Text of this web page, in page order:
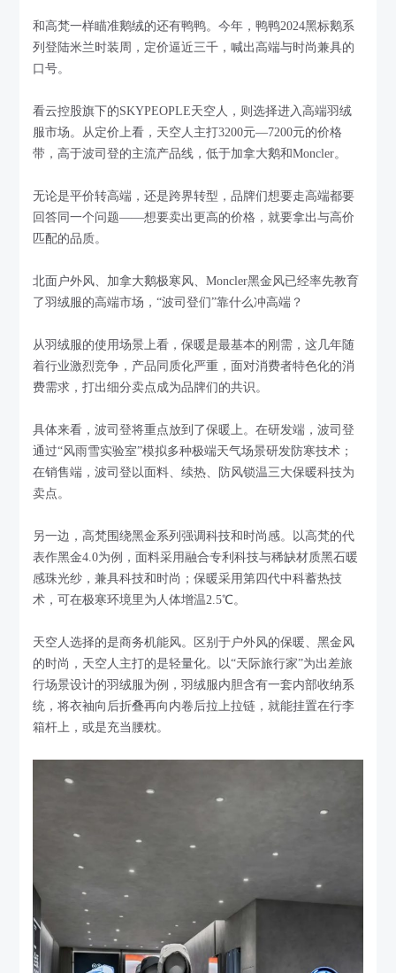
和高梵一样瞄准鹅绒的还有鸭鸭。今年，鸭鸭2024黑标鹅系
列登陆米兰时装周，定价逼近三千，喊出高端与时尚兼具的
口号。
看云控股旗下的SKYPEOPLE天空人，则选择进入高端羽绒
服市场。从定价上看，天空人主打3200元—7200元的价格
带，高于波司登的主流产品线，低于加拿大鹅和Moncler。
无论是平价转高端，还是跨界转型，品牌们想要走高端都要
回答同一个问题——想要卖出更高的价格，就要拿出与高价
匹配的品质。
北面户外风、加拿大鹅极寒风、Moncler黑金风已经率先教育
了羽绒服的高端市场，“波司登们”靠什么冲高端？
从羽绒服的使用场景上看，保暖是最基本的刚需，这几年随
着行业激烈竞争，产品同质化严重，面对消费者特色化的消
费需求，打出细分卖点成为品牌们的共识。
具体来看，波司登将重点放到了保暖上。在研发端，波司登
通过“风雨雪实验室”模拟多种极端天气场景研发防寒技术；
在销售端，波司登以面料、续热、防风锁温三大保暖科技为
卖点。
另一边，高梵围绕黑金系列强调科技和时尚感。以高梵的代
表作黑金4.0为例，面料采用融合专利科技与稀缺材质黑石暖
感珠光纱，兼具科技和时尚；保暖采用第四代中科蓄热技
术，可在极寒环境里为人体增温2.5℃。
天空人选择的是商务机能风。区别于户外风的保暖、黑金风
的时尚，天空人主打的是轻量化。以“天际旅行家”为出差旅
行场景设计的羽绒服为例，羽绒服内胆含有一套内部收纳系
统，将衣袖向后折叠再向内卷后拉上拉链，就能挂置在行李
箱杆上，或是充当腰枕。